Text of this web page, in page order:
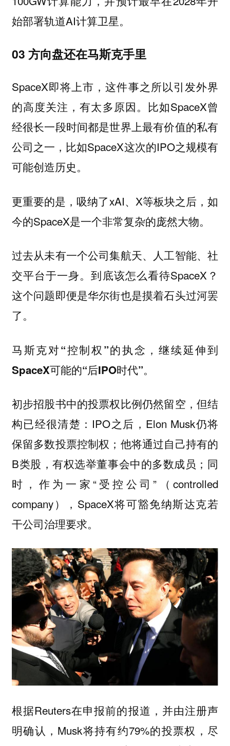
始部署轨道AI计算卫星。
03 方向盘还在马斯克手里
SpaceX即将上市，这件事之所以引发外界
的高度关注，有太多原因。比如SpaceX曾
经很长一段时间都是世界上最有价值的私有
公司之一，比如SpaceX这次的IPO之规模有
可能创造历史。
更重要的是，吸纳了xAI、X等板块之后，如
今的SpaceX是一个非常复杂的庞然大物。
过去从未有一个公司集航天、人工智能、社
交平台于一身。到底该怎么看待SpaceX？
这个问题即便是华尔街也是摸着石头过河罢
了。
马斯克对“控制权”的执念，继续延伸到
SpaceX可能的“后IPO时代”。
初步招股书中的投票权比例仍然留空，但结
构已经很清楚：IPO之后，Elon Musk仍将
保留多数投票控制权；他将通过自己持有的
B类股，有权选举董事会中的多数成员；同
时，作为一家“受控公司”（controlled
company），SpaceX将可豁免纳斯达克若
干公司治理要求。
根据Reuters在申报前的报道，并由注册声
明确认，Musk将持有约79%的投票权，尽